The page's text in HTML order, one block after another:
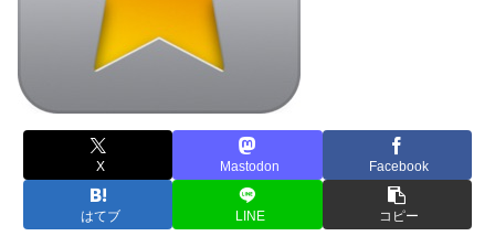
X Mastodon Facebook
はてブ LINE コピー